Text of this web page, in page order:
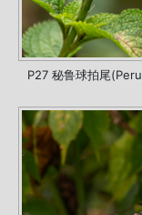
P27 秘鲁球拍尾